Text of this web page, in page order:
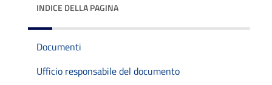
INDICE DELLA PAGINA
Documenti
Ufficio responsabile del documento